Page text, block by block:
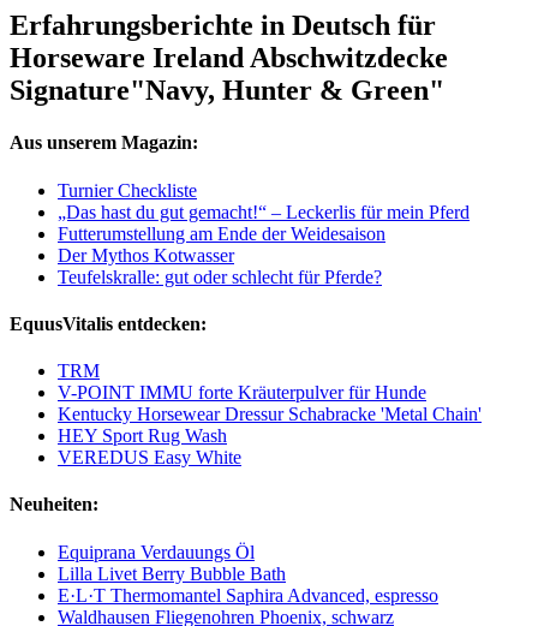
Erfahrungsberichte in Deutsch für
Horseware Ireland Abschwitzdecke
Signature"Navy, Hunter & Green"
Aus unserem Magazin:
Turnier Checkliste
„Das hast du gut gemacht!“ – Leckerlis für mein Pferd
Futterumstellung am Ende der Weidesaison
Der Mythos Kotwasser
Teufelskralle: gut oder schlecht für Pferde?
EquusVitalis entdecken:
TRM
V-POINT IMMU forte Kräuterpulver für Hunde
Kentucky Horsewear Dressur Schabracke 'Metal Chain'
HEY Sport Rug Wash
VEREDUS Easy White
Neuheiten:
Equiprana Verdauungs Öl
Lilla Livet Berry Bubble Bath
E·L·T Thermomantel Saphira Advanced, espresso
Waldhausen Fliegenohren Phoenix, schwarz